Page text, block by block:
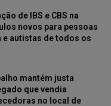
de IBS e CBS na
novos para pessoas
e autistas de todos os
mantém justa
que vendia
no local de